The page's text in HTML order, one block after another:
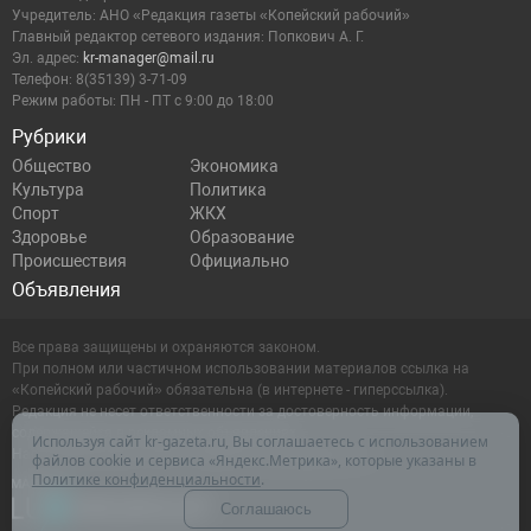
Рубрики
Общество
Экономика
Культура
Политика
Спорт
ЖКХ
Здоровье
Образование
Происшествия
Официально
Объявления
Учредитель: АНО «Редакция газеты «Копейский рабочий»
Главный редактор сетевого издания: Попкович А. Г.
Эл. адрес: kr-manager@mail.ru
Телефон: 8(35139) 3-71-09
Режим работы: ПН - ПТ с 9:00 до 18:00
Все права защищены и охраняются законом.
При полном или частичном использовании материалов ссылка на
«Копейский рабочий» обязательна (в интернете - гиперссылка).
Редакция не несет ответственности за достоверность информации,
содержащейся в рекламных объявлениях.
Настоящий ресурс может содержать материалы 16+
Используя сайт kr-gazeta.ru, Вы соглашаетесь с использованием
файлов cookie и сервиса «Яндекс.Метрика», которые указаны в
Политике конфиденциальности.
Соглашаюсь